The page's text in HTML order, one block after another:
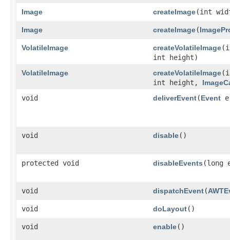
Image createImage​(int
Image createImage​(
VolatileImage createVolatileImage
int height)
VolatileImage
createVolatileImage
int height,
void
deliverEvent​(Event
void disable()
protected void disableEvents ​(long
void dispatchEvent​(
void doLayout()
void enable()